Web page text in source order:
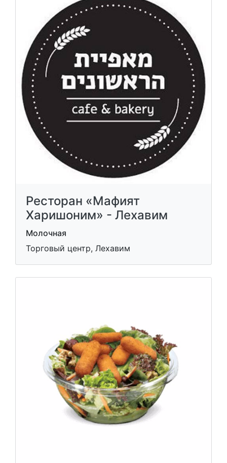
Ресторан «Мафият
Харишоним» - Лехавим
Молочная
Торговый центр, Лехавим